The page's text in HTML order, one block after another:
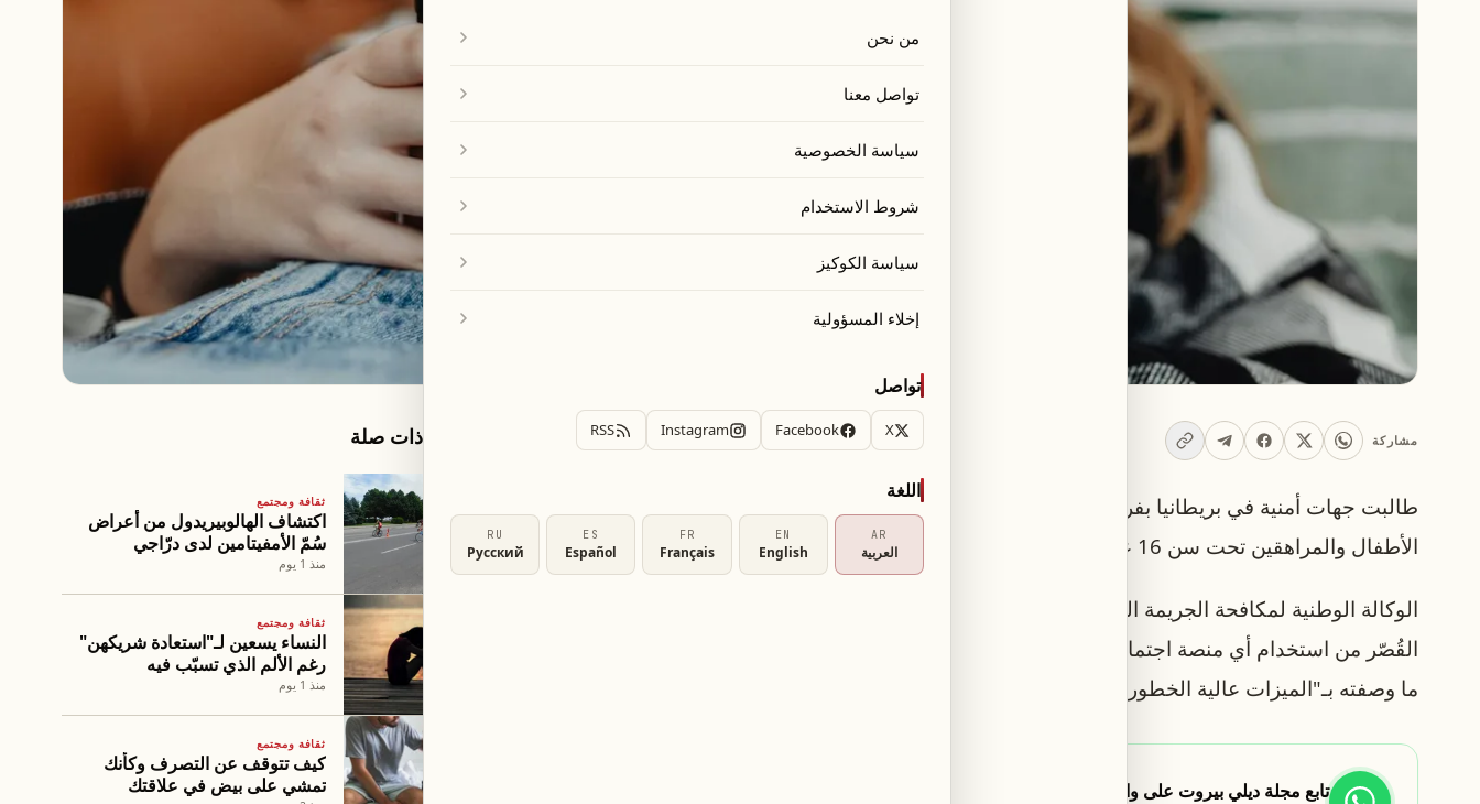
مشاركة
طالبت جهات أمنية في بريطانيا بفرض قيود صارمة على استخدام منصات التواصل الاجتماعي من قبل
الأطفال والمراهقين تحت سن 16 عامًا، في إطار جهود لمكافحة المخاطر الإلكترونية التي تواجههم.
الوكالة الوطنية لمكافحة الجريمة البريطانية والمجلس الوطني لرؤساء الشرطة أصدرا توصيات بمنع
القُصّر من استخدام أي منصة اجتماعية أو تطبيقات ألعاب أو أنظمة ذكاء اصطناعي لا توفر آليات لإيقاف
ما وصفته بـ"الميزات عالية الخطورة".
تابع مجلة ديلي بيروت على واتساب
مقالات ذات صلة
ثقافة ومجتمع
اكتشاف الهالوبيريدول من أعراض
سُمّ الأمفيتامين لدى درّاجي
السباقات
منذ 1 يوم
ثقافة ومجتمع
النساء يسعين لـ"استعادة شريكهن"
رغم الألم الذي تسبّب فيه
منذ 1 يوم
ثقافة ومجتمع
كيف تتوقف عن التصرف وكأنك
تمشي على بيض في علاقتك
من نحن
تواصل معنا
سياسة الخصوصية
شروط الاستخدام
سياسة الكوكيز
إخلاء المسؤولية
تواصل
X
Facebook
Instagram
RSS
اللغة
AR
العربية
EN
English
FR
Français
ES
Español
RU
Русский